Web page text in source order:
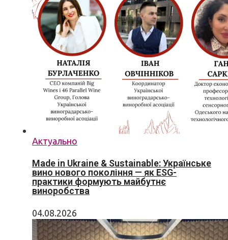
Актуально
Made in Ukraine & Sustainable: Українське
вино нового покоління — як ESG-
практики формують майбутнє
виноробства
04.08.2026